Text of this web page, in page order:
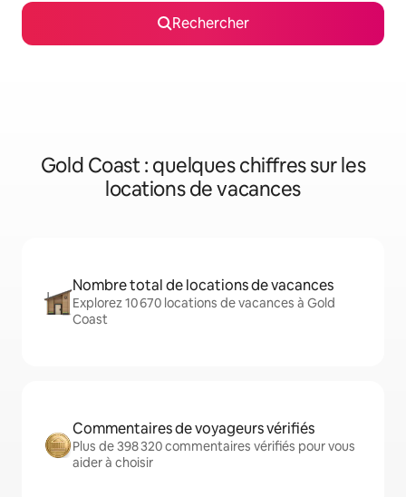
Rechercher
Gold Coast : quelques chiffres sur les
locations de vacances
Nombre total de locations de vacances
Explorez 10 670 locations de vacances à Gold
Coast
Commentaires de voyageurs vérifiés
Plus de 398 320 commentaires vérifiés pour vous
aider à choisir